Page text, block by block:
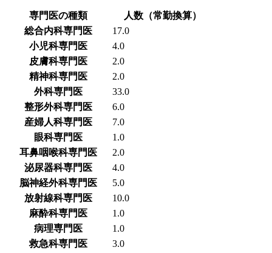
専門医の種類
人数（常勤換算）
総合内科専門医
17.0
小児科専門医
4.0
皮膚科専門医
2.0
精神科専門医
2.0
外科専門医
33.0
整形外科専門医
6.0
産婦人科専門医
7.0
眼科専門医
1.0
耳鼻咽喉科専門医
2.0
泌尿器科専門医
4.0
脳神経外科専門医
5.0
放射線科専門医
10.0
麻酔科専門医
1.0
病理専門医
1.0
救急科専門医
3.0